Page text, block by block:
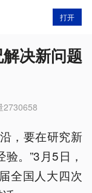
打开
决新问题
2730658
，要在研究新
。”3月5日，
全国人大四次